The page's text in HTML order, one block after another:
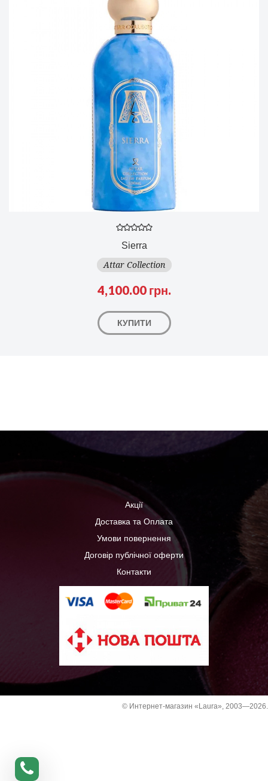
Sierra
Attar Collection
4,100.00 грн.
КУПИТИ
Акції
Доставка та Оплата
Умови повернення
Договір публічної оферти
Контакти
© Интернет-магазин «Laura», 2003—2026.